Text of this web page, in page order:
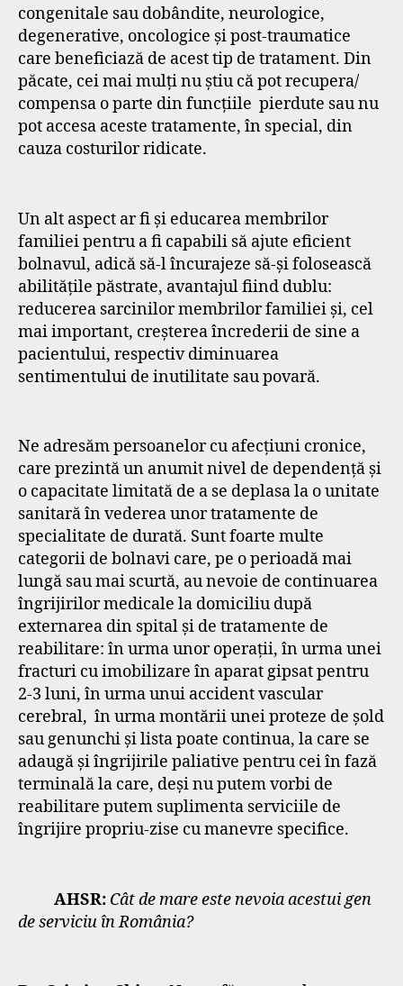
congenitale sau dobândite, neurologice,
degenerative, oncologice și post-traumatice
care beneficiază de acest tip de tratament. Din
păcate, cei mai mulți nu știu că pot recupera/
compensa o parte din funcțiile pierdute sau nu
pot accesa aceste tratamente, în special, din
cauza costurilor ridicate.
Un alt aspect ar fi și educarea membrilor
familiei pentru a fi capabili să ajute eficient
bolnavul, adică să-l încurajeze să-și folosească
abilitățile păstrate, avantajul fiind dublu:
reducerea sarcinilor membrilor familiei și, cel
mai important, creșterea încrederii de sine a
pacientului, respectiv diminuarea
sentimentului de inutilitate sau povară.
Ne adresăm persoanelor cu afecţiuni cronice,
care prezintă un anumit nivel de dependenţă şi
o capacitate limitată de a se deplasa la o unitate
sanitară în vederea unor tratamente de
specialitate de durată. Sunt foarte multe
categorii de bolnavi care, pe o perioadă mai
lungă sau mai scurtă, au nevoie de continuarea
îngrijirilor medicale la domiciliu după
externarea din spital și de tratamente de
reabilitare: în urma unor operații, în urma unei
fracturi cu imobilizare în aparat gipsat pentru
2-3 luni, în urma unui accident vascular
cerebral, în urma montării unei proteze de șold
sau genunchi și lista poate continua, la care se
adaugă și îngrijirile paliative pentru cei în fază
terminală la care, deși nu putem vorbi de
reabilitare putem suplimenta serviciile de
îngrijire propriu-zise cu manevre specifice.
AHSR: Cât de mare este nevoia acestui gen
de serviciu în România?